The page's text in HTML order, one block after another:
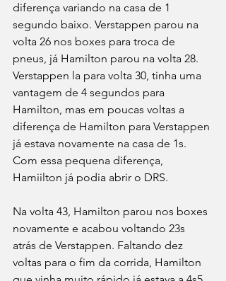
diferença variando na casa de 1
segundo baixo. Verstappen parou na
volta 26 nos boxes para troca de
pneus, já Hamilton parou na volta 28.
Verstappen la para volta 30, tinha uma
vantagem de 4 segundos para
Hamilton, mas em poucas voltas a
diferença de Hamilton para Verstappen
já estava novamente na casa de 1s.
Com essa pequena diferença,
Hamiilton já podia abrir o DRS.
Na volta 43, Hamilton parou nos boxes
novamente e acabou voltando 23s
atrás de Verstappen. Faltando dez
voltas para o fim da corrida, Hamilton